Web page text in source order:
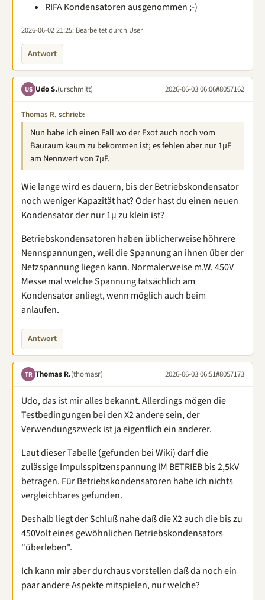
RIFA Kondensatoren ausgenommen ;-)
2026-06-02 21:25: Bearbeitet durch User
Antwort
US Udo S.(urschmitt) 2026-06-03 06:06#8057162
Thomas R. schrieb:
Nun habe ich einen Fall wo der Exot auch noch vom
Bauraum kaum zu bekommen ist; es fehlen aber nur 1µF
am Nennwert von 7µF.
Wie lange wird es dauern, bis der Betriebskondensator
noch weniger Kapazität hat? Oder hast du einen neuen
Kondensator der nur 1µ zu klein ist?
Betriebskondensatoren haben üblicherweise höhrere
Nennspannungen, weil die Spannung an ihnen über der
Netzspannung liegen kann. Normalerweise m.W. 450V
Messe mal welche Spannung tatsächlich am
Kondensator anliegt, wenn möglich auch beim
anlaufen.
Antwort
TR Thomas R.(thomasr) 2026-06-03 06:51#8057173
Udo, das ist mir alles bekannt. Allerdings mögen die
Testbedingungen bei den X2 andere sein, der
Verwendungszweck ist ja eigentlich ein anderer.
Laut dieser Tabelle (gefunden bei Wiki) darf die
zulässige Impulsspitzenspannung IM BETRIEB bis 2,5kV
betragen. Für Betriebskondensatoren habe ich nichts
vergleichbares gefunden.
Deshalb liegt der Schluß nahe daß die X2 auch die bis zu
450Volt eines gewöhnlichen Betriebskondensators
"überleben".
Ich kann mir aber durchaus vorstellen daß da noch ein
paar andere Aspekte mitspielen, nur welche?